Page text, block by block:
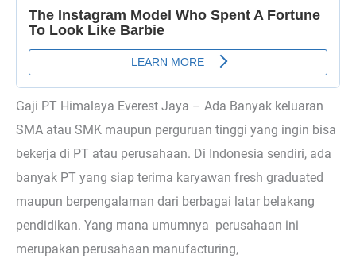
Gaji PT Himalaya Everest Jaya – Ada Banyak keluaran
SMA atau SMK maupun perguruan tinggi yang ingin bisa
bekerja di PT atau perusahaan. Di Indonesia sendiri, ada
banyak PT yang siap terima karyawan fresh graduated
maupun berpengalaman dari berbagai latar belakang
pendidikan. Yang mana umumnya perusahaan ini
merupakan perusahaan manufacturing,